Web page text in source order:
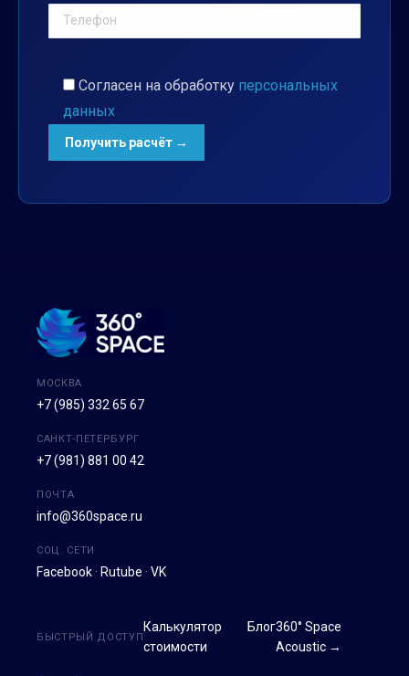
Согласен на обработку персональных
данных
МОСКВА
+7 (985) 332 65 67
САНКТ-ПЕТЕРБУРГ
+7 (981) 881 00 42
ПОЧТА
info@360space.ru
СОЦ. СЕТИ
Facebook · Rutube · VK
БЫСТРЫЙ ДОСТУП
Калькулятор
стоимости
Блог360° Space
Acoustic →